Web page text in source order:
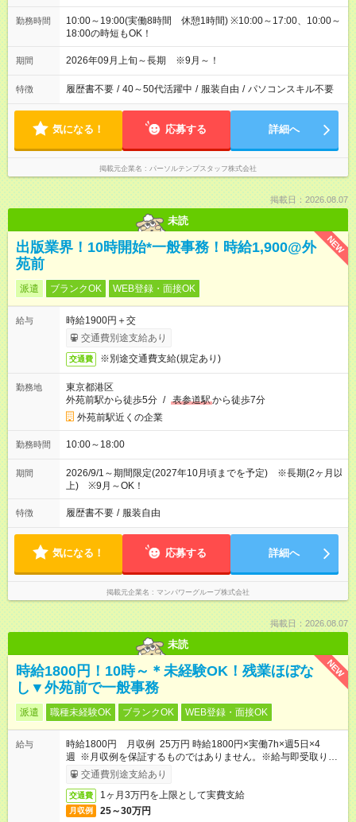
勤務時間
10:00～19:00(実働8時間 休憩1時間) ※10:00～17:00、10:00～
18:00の時短もOK！
期間 2026年09月上旬～長期 ※9月～！
特徴 履歴書不要 / 40～50代活躍中 / 服装自由 / パソコンスキル不要
気になる！ 応募する 詳細へ
掲載元企業名 パーソルテンプスタッフ株式会社
掲載日：2026.08.07
未読
NEW
出版業界！10時開始*一般事務！時給1,900@外
苑前
派遣 ブランクOK WEB登録・面接OK
給与
時給1900円＋交
交通費別途支給あり
交通費 ※別途交通費支給(規定あり)
勤務地
東京都港区
外苑前駅から徒歩5分 / 表参道駅から徒歩7分
外苑前駅近くの企業
勤務時間 10:00～18:00
期間
2026/9/1～期間限定(2027年10月頃までを予定) ※長期(2ヶ月以
上) ※9月～OK！
特徴 履歴書不要 / 服装自由
気になる！ 応募する 詳細へ
掲載元企業名 マンパワーグループ株式会社
掲載日：2026.08.07
未読
NEW
時給1800円！10時～＊未経験OK！残業ほぼな
し▼外苑前で一般事務
派遣 職種未経験OK ブランクOK WEB登録・面接OK
給与
時給1800円 月収例 25万円 時給1800円×実働7h×週5日×4
週 ※月収例を保証するものではありません。※給与即受取りサ
ービス利用可（利用条件有）
交通費別途支給あり
交通費 1ヶ月3万円を上限として実費支給
月収例 25～30万円